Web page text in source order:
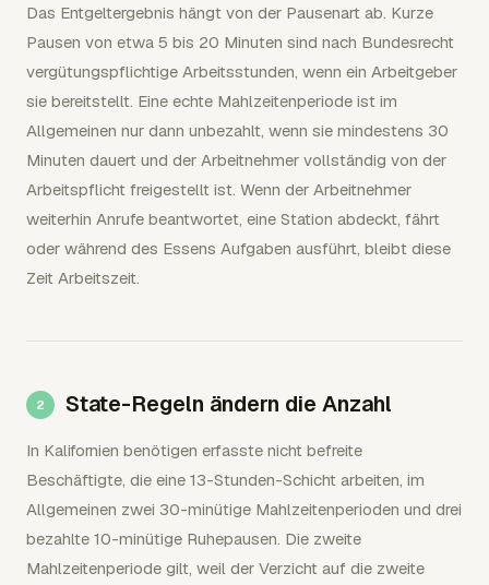
Das Entgeltergebnis hängt von der Pausenart ab. Kurze
Pausen von etwa 5 bis 20 Minuten sind nach Bundesrecht
vergütungspflichtige Arbeitsstunden, wenn ein Arbeitgeber
sie bereitstellt. Eine echte Mahlzeitenperiode ist im
Allgemeinen nur dann unbezahlt, wenn sie mindestens 30
Minuten dauert und der Arbeitnehmer vollständig von der
Arbeitspflicht freigestellt ist. Wenn der Arbeitnehmer
weiterhin Anrufe beantwortet, eine Station abdeckt, fährt
oder während des Essens Aufgaben ausführt, bleibt diese
Zeit Arbeitszeit.
State-Regeln ändern die Anzahl
In Kalifornien benötigen erfasste nicht befreite
Beschäftigte, die eine 13-Stunden-Schicht arbeiten, im
Allgemeinen zwei 30-minütige Mahlzeitenperioden und drei
bezahlte 10-minütige Ruhepausen. Die zweite
Mahlzeitenperiode gilt, weil der Verzicht auf die zweite